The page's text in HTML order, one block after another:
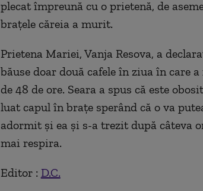
plecat împreună cu o prietenă, de
brațele căreia a murit.
Prietena Mariei, Vanja Resova, a
băuse doar două cafele în ziua în care
de 48 de ore. Seara a spus că este
luat capul în brațe sperând că o va
adormit și ea și s-a trezit după câteva
mai respira.
Editor : D.C.